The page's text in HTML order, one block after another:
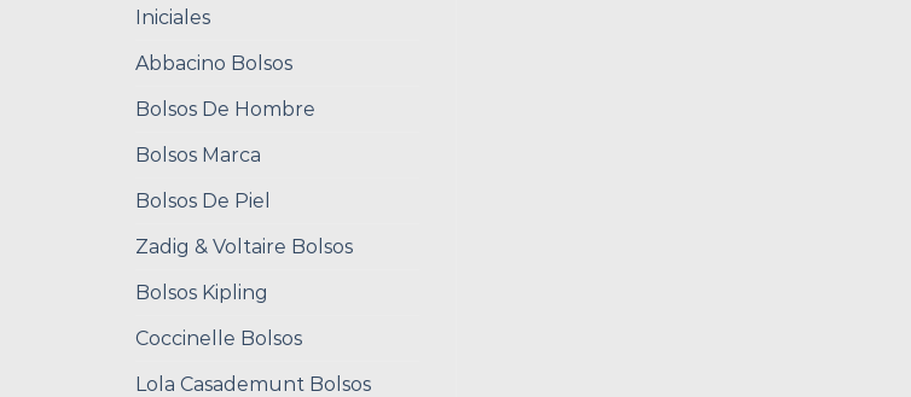
Iniciales
Abbacino Bolsos
Bolsos De Hombre
Bolsos Marca
Bolsos De Piel
Zadig & Voltaire Bolsos
Bolsos Kipling
Coccinelle Bolsos
Lola Casademunt Bolsos